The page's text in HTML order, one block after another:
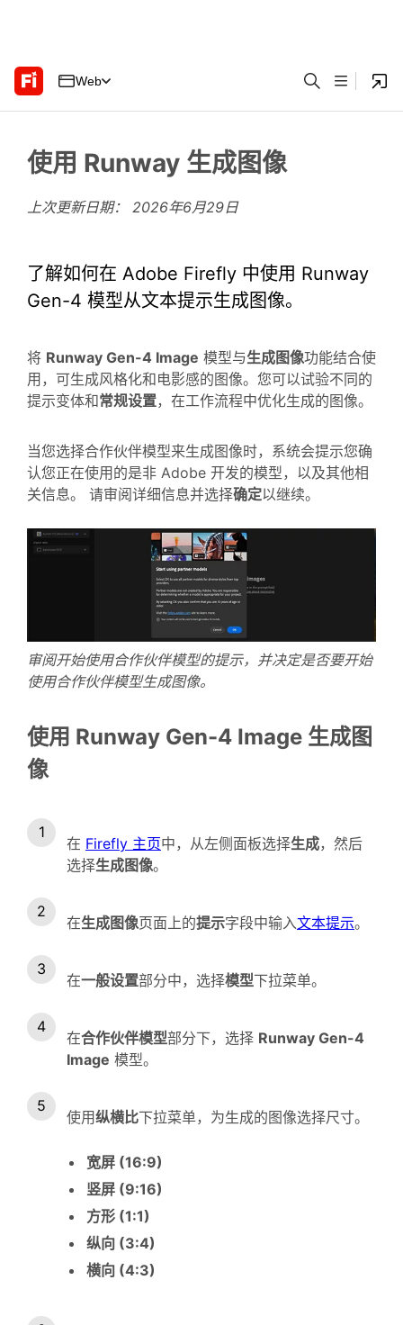
Web
使用 Runway 生成图像
上次更新日期： 2026年6月29日
了解如何在 Adobe Firefly 中使用 Runway
Gen-4 模型从文本提示生成图像。
将 Runway Gen-4 Image 模型与生成图像功能结合使
用，可生成风格化和电影感的图像。您可以试验不同的
提示变体和常规设置，在工作流程中优化生成的图像。
当您选择合作伙伴模型来生成图像时，系统会提示您确
认您正在使用的是非 Adobe 开发的模型，以及其他相
关信息。 请审阅详细信息并选择确定以继续。
审阅开始使用合作伙伴模型的提示，并决定是否要开始
使用合作伙伴模型生成图像。
使用 Runway Gen-4 Image 生成图
像
在 Firefly 主页中，从左侧面板选择生成，然后
选择生成图像。
在生成图像页面上的提示字段中输入文本提示。
在一般设置部分中，选择模型下拉菜单。
在合作伙伴模型部分下，选择 Runway Gen-4
Image 模型。
使用纵横比下拉菜单，为生成的图像选择尺寸。
宽屏 (16:9)
竖屏 (9:16)
方形 (1:1)
纵向 (3:4)
横向 (4:3)